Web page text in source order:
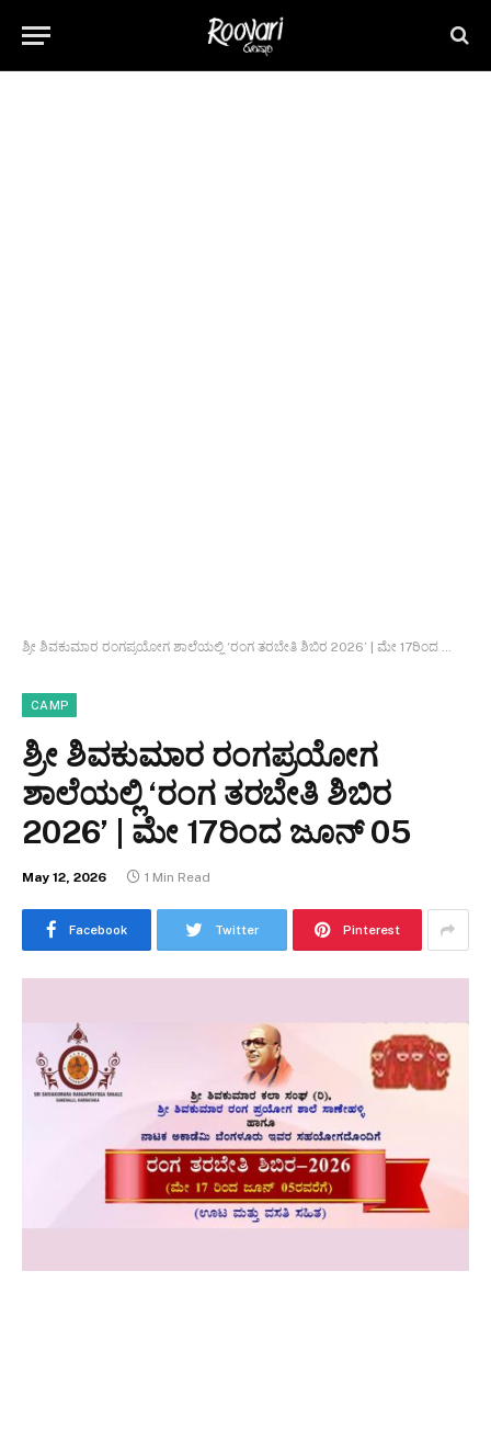
ಶ್ರೀ ಶಿವಕುಮಾರ ರಂಗಪ್ರಯೋಗ ಶಾಲೆಯಲ್ಲಿ ‘ರಂಗ ತರಬೇತಿ ಶಿಬಿರ 2026’ | ಮೇ 17ರಿಂದ ಜೂನ್ 05
CAMP
ಶ್ರೀ ಶಿವಕುಮಾರ ರಂಗಪ್ರಯೋಗ
ಶಾಲೆಯಲ್ಲಿ ‘ರಂಗ ತರಬೇತಿ ಶಿಬಿರ
2026’ | ಮೇ 17ರಿಂದ ಜೂನ್ 05
May 12, 2026 1 Min Read
Facebook Twitter Pinterest